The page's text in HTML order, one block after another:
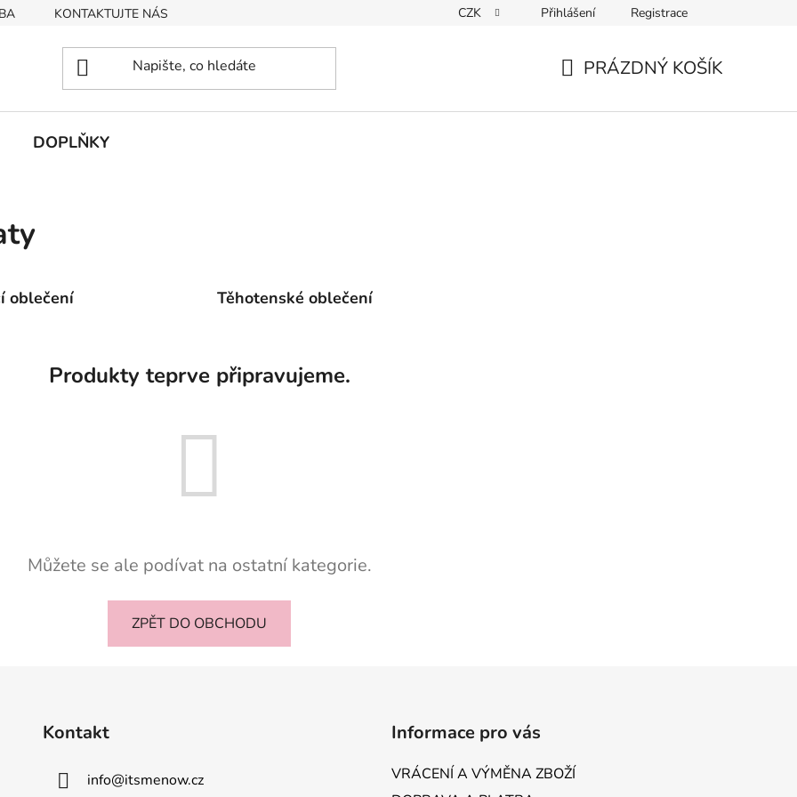
KONTAKTUJTE NÁS Podmínky ochrany osobních údajů
CZK Přihlášení Registrace
PRÁZDNÝ KOŠÍK
DOPLŇKY
oblečení Těhotenské oblečení
Produkty teprve připravujeme.
Můžete se ale podívat na ostatní kategorie.
ZPĚT DO OBCHODU
Kontakt
info@itsmenow.cz
Informace pro vás
VRÁCENÍ A VÝMĚNA ZBOŽÍ